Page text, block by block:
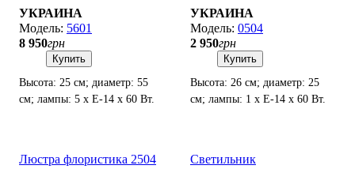
УКРАИНА
5601
8 950грн
Купить
Высота: 25 см; диаметр: 55
см; лампы: 5 х Е-14 х 60 Вт.
УКРАИНА
0504
2 950грн
Купить
Высота: 26 см; диаметр: 25
см; лампы: 1 х Е-14 х 60 Вт.
Люстра флористика 2504
Светильник